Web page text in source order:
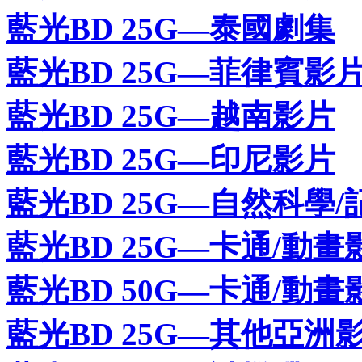
藍光BD 25G—泰國劇集
藍光BD 25G—菲律賓影
藍光BD 25G—越南影片
藍光BD 25G—印尼影片
藍光BD 25G—自然科學/
藍光BD 25G—卡通/動畫
藍光BD 50G—卡通/動畫
藍光BD 25G—其他亞洲